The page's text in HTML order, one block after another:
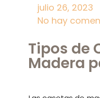
julio 26, 2023
No hay
Tipos de
Madera